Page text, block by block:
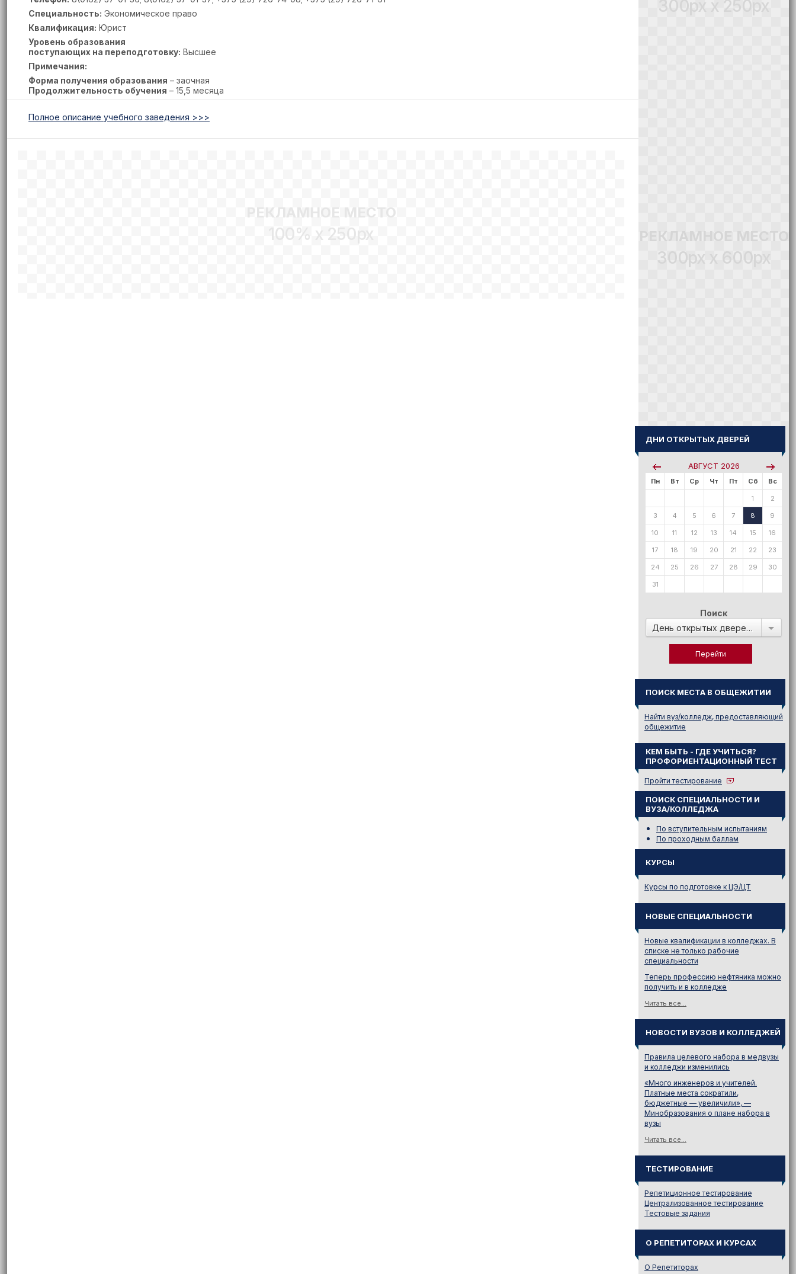
Специальность: Экономическое право
Квалификация: Юрист
Уровень образования
поступающих на переподготовку: Высшее
Примечания:
Форма получения образования – заочная
Продолжительность обучения – 15,5 месяца
Полное описание учебного заведения >>>
РЕКЛАМНОЕ МЕСТО
100% x 250px
300px x 250px
РЕКЛАМНОЕ МЕСТО
300px x 600px
ДНИ ОТКРЫТЫХ ДВЕРЕЙ
АВГУСТ 2026
Пн Вт Ср Чт Пт Сб Вс
1 2
3 4 5 6 7 8 9
10 11 12 13 14 15 16
17 18 19 20 21 22 23
24 25 26 27 28 29 30
31
Поиск
День открытых дверей в:
ПОИСК МЕСТА В ОБЩЕЖИТИИ
Найти вуз/колледж, предоставляющий
общежитие
КЕМ БЫТЬ - ГДЕ УЧИТЬСЯ?
ПРОФОРИЕНТАЦИОННЫЙ ТЕСТ
Пройти тестирование
ПОИСК СПЕЦИАЛЬНОСТИ И
ВУЗА/КОЛЛЕДЖА
По вступительным испытаниям
По проходным баллам
КУРСЫ
Курсы по подготовке к ЦЭ/ЦТ
НОВЫЕ СПЕЦИАЛЬНОСТИ
Новые квалификации в колледжах. В
списке не только рабочие
специальности
Теперь профессию нефтяника можно
получить и в колледже
Читать все...
НОВОСТИ ВУЗОВ И КОЛЛЕДЖЕЙ
Правила целевого набора в медвузы
и колледжи изменились
«Много инженеров и учителей.
Платные места сократили,
бюджетные — увеличили», —
Минобразования о плане набора в
вузы
Читать все...
ТЕСТИРОВАНИЕ
Репетиционное тестирование
Централизованное тестирование
Тестовые задания
О РЕПЕТИТОРАХ И КУРСАХ
О Репетиторах